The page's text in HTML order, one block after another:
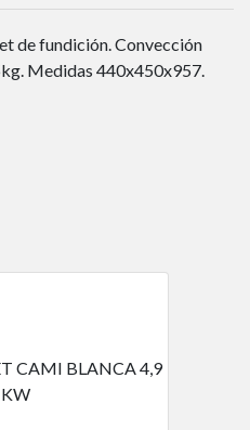
de fundición. Convección
Medidas 440x450x957.